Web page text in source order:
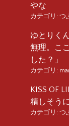
やな
カテゴリ: つ
ゆとりく
無理。こ
した？」
カテゴリ:
KISS OF
精しそう
カテゴリ: つ